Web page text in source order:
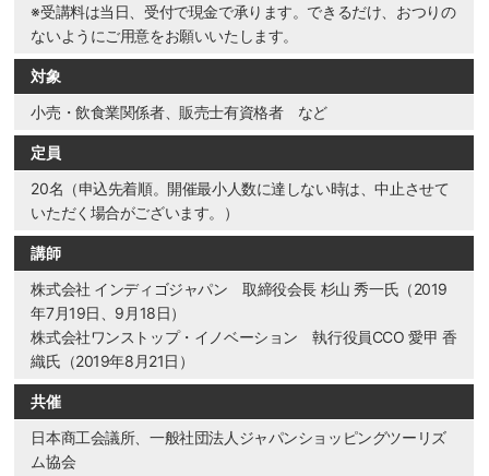
※受講料は当日、受付で現金で承ります。できるだけ、おつりの
ないようにご用意をお願いいたします。
対象
小売・飲食業関係者、販売士有資格者 など
定員
20名（申込先着順。開催最小人数に達しない時は、中止させて
いただく場合がございます。）
講師
株式会社 インディゴジャパン 取締役会長 杉山 秀一氏（2019
年7月19日、9月18日）
株式会社ワンストップ・イノベーション 執行役員CCO 愛甲 香
織氏（2019年8月21日）
共催
日本商工会議所、一般社団法人ジャパンショッピングツーリズ
ム協会